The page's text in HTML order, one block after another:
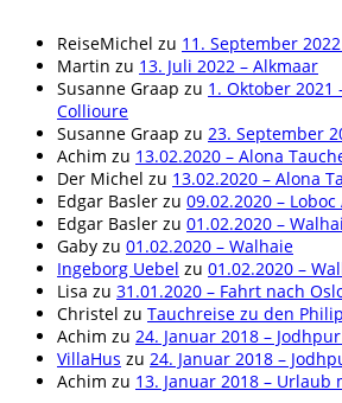
ReiseMichel zu 11. September
Martin zu 13. Juli 2022 – Alkmaar
Susanne Graap zu 1. Oktober 2021
Collioure
Susanne Graap zu 23. September
Achim zu 13.02.2020 – Alona
Der Michel zu 13.02.2020 – Alona
Edgar Basler zu 09.02.2020 –
Edgar Basler zu 01.02.2020 –
Gaby zu 01.02.2020 – Walhaie
Ingeborg Uebel zu 01.02.2020 –
Lisa zu 31.01.2020 – Fahrt nach
Christel zu Tauchreise zu den
Achim zu 24. Januar 2018 –
VillaHus zu 24. Januar 2018 –
Achim zu 13. Januar 2018 –